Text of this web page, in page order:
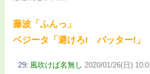
藤波「ふんっ」
ベジータ「避けろ! バッター!」
29: 風吹けば名無し 2020/01/26(日)